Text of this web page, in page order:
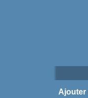
Ajouter